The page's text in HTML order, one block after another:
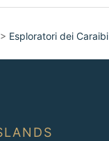
> Esploratori dei Caraibi